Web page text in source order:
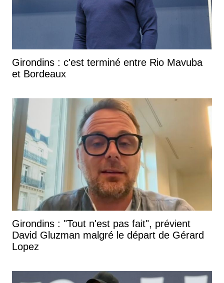
Girondins : c'est terminé entre Rio Mavuba
et Bordeaux
Girondins : "Tout n'est pas fait", prévient
David Gluzman malgré le départ de Gérard
Lopez